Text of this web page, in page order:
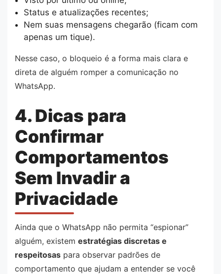
Status e atualizações recentes;
Nem suas mensagens chegarão (ficam com
apenas um tique).
Nesse caso, o bloqueio é a forma mais clara e
direta de alguém romper a comunicação no
WhatsApp.
4. Dicas para
Confirmar
Comportamentos
Sem Invadir a
Privacidade
Ainda que o WhatsApp não permita “espionar”
alguém, existem estratégias discretas e
respeitosas para observar padrões de
comportamento que ajudam a entender se você